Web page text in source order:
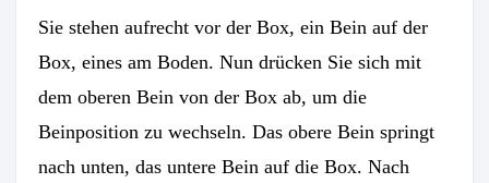
Sie stehen aufrecht vor der Box, ein Bein auf der
Box, eines am Boden. Nun drücken Sie sich mit
dem oberen Bein von der Box ab, um die
Beinposition zu wechseln. Das obere Bein springt
nach unten, das untere Bein auf die Box. Nach